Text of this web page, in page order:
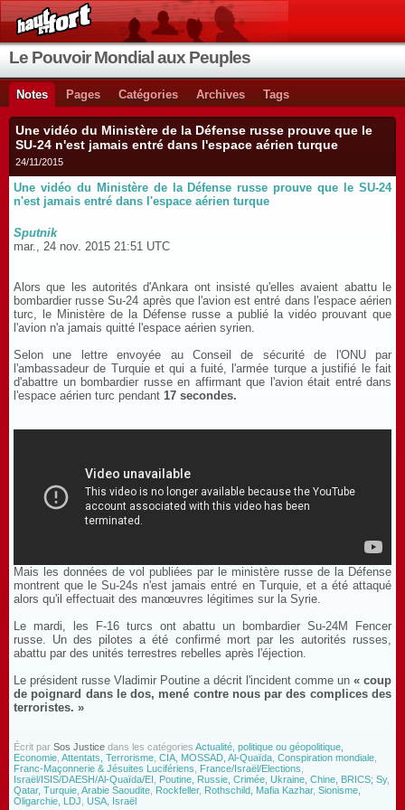
Le Pouvoir Mondial aux Peuples
Notes Pages Catégories Archives Tags
Une vidéo du Ministère de la Défense russe prouve que le
SU-24 n'est jamais entré dans l'espace aérien turque
24/11/2015
Une vidéo du Ministère de la Défense russe prouve que le SU-24
n'est jamais entré dans l'espace aérien turque
Sputnik
mar., 24 nov. 2015 21:51 UTC
Alors que les autorités d'Ankara ont insisté qu'elles avaient abattu le
bombardier russe Su-24 après que l'avion est entré dans l'espace aérien
turc, le Ministère de la Défense russe a publié la vidéo prouvant que
l'avion n'a jamais quitté l'espace aérien syrien.
Selon une lettre envoyée au Conseil de sécurité de l'ONU par
l'ambassadeur de Turquie et qui a fuité, l'armée turque a justifié le fait
d'abattre un bombardier russe en affirmant que l'avion était entré dans
l'espace aérien turc pendant 17 secondes.
Mais les données de vol publiées par le ministère russe de la Défense
montrent que le Su-24s n'est jamais entré en Turquie, et a été attaqué
alors qu'il effectuait des manœuvres légitimes sur la Syrie.
Le mardi, les F-16 turcs ont abattu un bombardier Su-24M Fencer
russe. Un des pilotes a été confirmé mort par les autorités russes,
abattu par des unités terrestres rebelles après l'éjection.
Le président russe Vladimir Poutine a décrit l'incident comme un « coup
de poignard dans le dos, mené contre nous par des complices des
terroristes. »
Écrit par Sos Justice dans les catégories Actualité, politique ou géopolitique,
Economie Attentats, Terrorisme CIA, MOSSAD, Al-Quaïda Conspiration mondiale
Franc-Maçonnerie & Jésuites Lucifériens
France/Israël/Elections
Israël/ISIS/DAESH/Al-Quaïda/EI
Poutine, Russie, Crimée, Ukraine, Chine, BRICS; Sy,
Qatar, Turquie, Arabie Saoudite Rockfeller, Rothschild, Mafia Kazhar, Sionisme,
Oligarchie, LDJ USA, Israël